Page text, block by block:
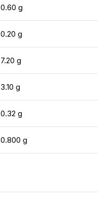
0.60 g
0.20 g
7.20 g
3.10 g
0.32 g
0.800 g